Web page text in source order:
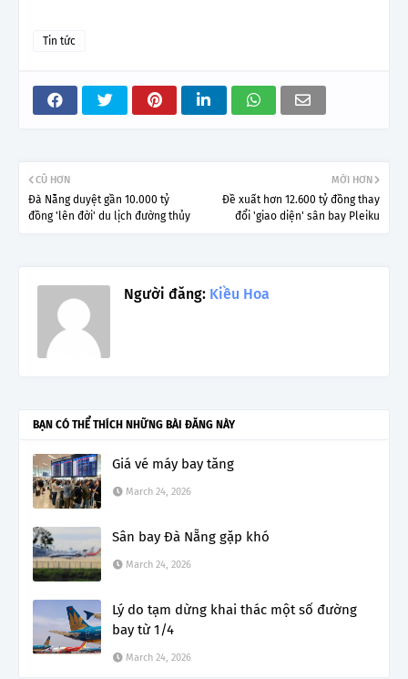
Tin tức
MỚI HƠN
Đề xuất hơn 12.600 tỷ đồng thay
đổi 'giao diện' sân bay Pleiku
CŨ HƠN
Đà Nẵng duyệt gần 10.000 tỷ
đồng 'lên đời' du lịch đường thủy
Người đăng: Kiều Hoa
BẠN CÓ THỂ THÍCH NHỮNG BÀI ĐĂNG NÀY
Giá vé máy bay tăng
March 24, 2026
Sân bay Đà Nẵng gặp khó
March 24, 2026
Lý do tạm dừng khai thác một số đường
bay từ 1/4
March 24, 2026